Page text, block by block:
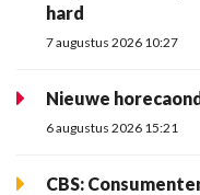
hard
7 augustus 2026 10:27
Nieuwe
6 augustus 2026 15:21
CBS: